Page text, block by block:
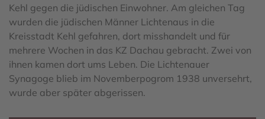
Kehl gegen die jüdischen Einwohner. Am gleichen Tag
wurden die jüdischen Männer Lichtenaus in die
Kreisstadt Kehl gefahren, dort misshandelt und für
mehrere Wochen in das KZ Dachau gebracht. Zwei von
ihnen kamen dort ums Leben. Die Lichtenauer
Synagoge blieb im Novemberpogrom 1938 unversehrt,
wurde aber später abgerissen.